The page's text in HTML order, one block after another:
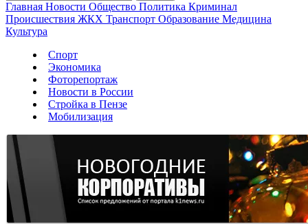
Главная Новости Общество Политика Криминал
Происшествия ЖКХ Транспорт Образование Медицина
Культура
Спорт
Экономика
Фоторепортаж
Новости в России
Стройка в Пензе
Мобилизация